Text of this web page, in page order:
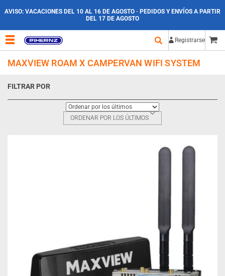
AVISO: VACACIONES DEL 10 AL 16 DE AGOSTO · PEDIDOS Y ENVÍOS A PARTIR
DEL 17 DE AGOSTO
Registrarse
MAXVIEW ROAM X CAMPERVAN WIFI SYSTEM
FILTRAR POR
ORDENAR POR LOS ÚLTIMOS